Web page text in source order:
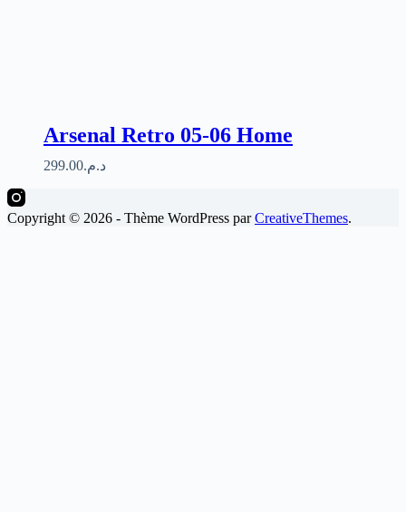
Arsenal Retro 05-06 Home
د.م.299.00
Copyright © 2026 - Thème WordPress parCreativeThemes.